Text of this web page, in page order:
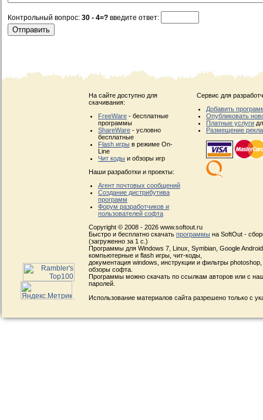
Контрольный вопрос: 30 - 4=? введите ответ:
На сайте доступно для
скачивания:
FreeWare - бесплатные
программы
ShareWare - условно
бесплатные
Flash игры в режиме On-
Line
Чит коды и обзоры игр
Наши разработки и проекты:
Агент почтовых сообщений
Создание дистрибутива
программ
Форум разработчиков и
пользователей софта
Сервис для
Добавить
Опубликовать
Платные услуги
Размещение
Copyright © 2008 - 2026 www.softout.ru
Быстро и бесплатно скачать программы на SoftOut -
(загруженно за 1 с.)
Программы для Windows 7, Linux, Symbian, Google
компьютерные и flash игры, чит-коды,
документация windows, инструкции и фильтры
обзоры софта.
Программы можно скачать по ссылкам авторов или с
паролей.
Использование материалов сайта разрешено только с